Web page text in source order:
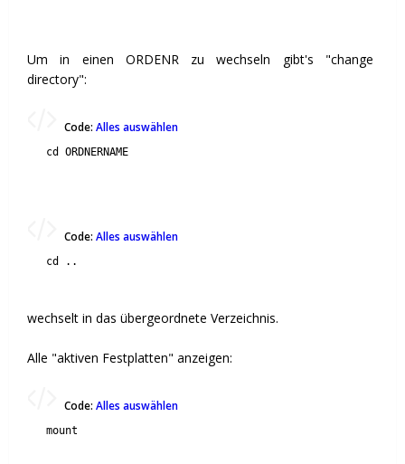
Um in einen ORDENR zu wechseln gibt's "change
directory":
Code: Alles auswählen
cd ORDNERNAME
Code: Alles auswählen
cd ..
wechselt in das übergeordnete Verzeichnis.
Alle "aktiven Festplatten" anzeigen:
Code: Alles auswählen
mount